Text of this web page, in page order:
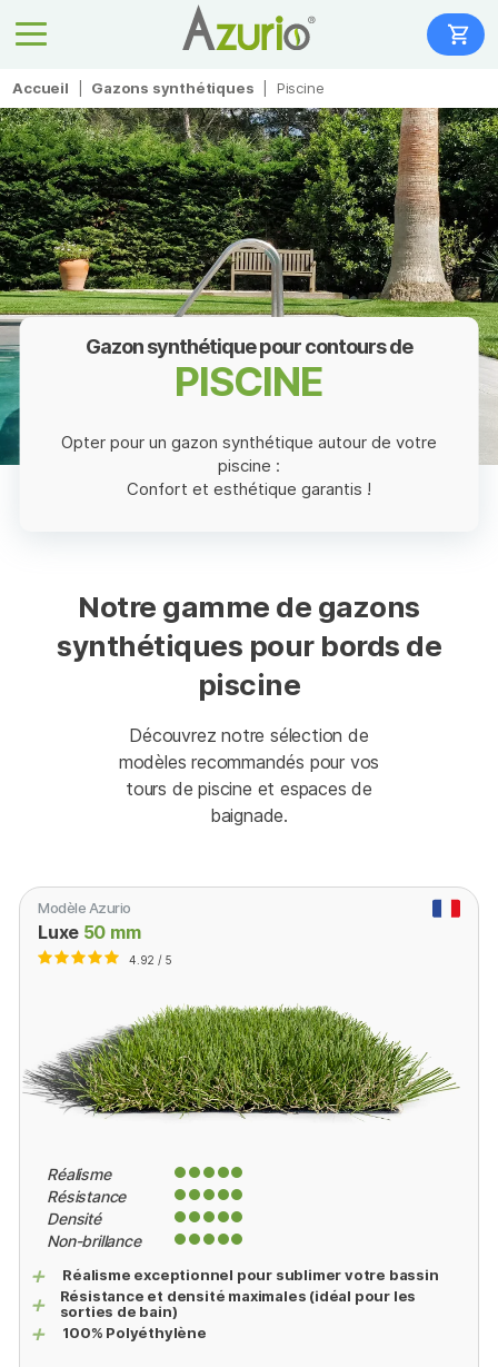
Accueil Gazons synthétiques Piscine
Gazon synthétique pour contours de
PISCINE
Opter pour un gazon synthétique autour de votre
piscine :
Confort et esthétique garantis !
Notre gamme de gazons
synthétiques pour bords de
piscine
Découvrez notre sélection de
modèles recommandés pour vos
tours de piscine et espaces de
baignade.
Modèle Azurio
Luxe 50 mm
4.92 / 5
Réalisme
Résistance
Densité
Non-brillance
+ Réalisme exceptionnel pour sublimer votre bassin
+
Résistance et densité maximales (idéal pour les
sorties de bain)
+ 100% Polyéthylène